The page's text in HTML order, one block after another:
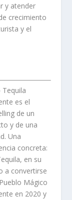
y atender
crecimiento
y el
Tequila
es el
de un
y de una
Una
concreta:
en su
a convertirse
Mágico
en 2020 y